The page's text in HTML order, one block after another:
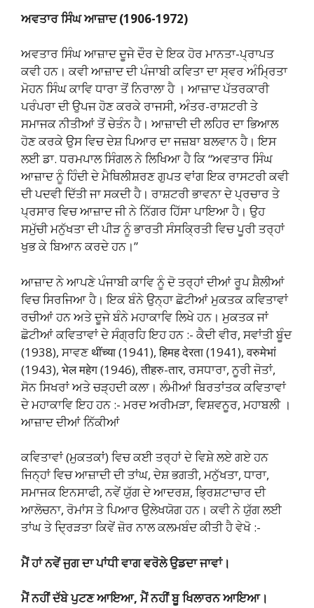
ਅਵਤਾਰ ਸਿੰਘ ਆਜ਼ਾਦ (1906-1972)
ਅਵਤਾਰ ਸਿੰਘ ਆਜ਼ਾਦ ਦੂਜੇ ਦੌਰ ਦੇ ਇਕ ਹੋਰ ਮਾਨਤਾ-ਪ੍ਰਾਪਤ
ਕਵੀ ਹਨ। ਕਵੀ ਆਜ਼ਾਦ ਦੀ ਪੰਜਾਬੀ ਕਵਿਤਾ ਦਾ ਸ੍ਵਰ ਅੰਮ੍ਰਿਤਾ
ਮੋਹਨ ਸਿੰਘ ਕਾਵਿ ਧਾਰਾ ਤੋਂ ਨਿਰਾਲਾ ਹੈ । ਆਜ਼ਾਦ ਪੱਤਰਕਾਰੀ
ਪਰੰਪਰਾ ਦੀ ਉਪਜ ਹੋਣ ਕਰਕੇ ਰਾਜਸੀ, ਅੰਤਰ-ਰਾਸ਼ਟਰੀ ਤੇ
ਸਮਾਜਕ ਨੀਤੀਆਂ ਤੋਂ ਚੇਤੰਨ ਹੈ। ਆਜ਼ਾਦੀ ਦੀ ਲਹਿਰ ਦਾ ਭਿਆਲ
ਹੋਣ ਕਰਕੇ ਉਸ ਵਿਚ ਦੇਸ਼ ਪਿਆਰ ਦਾ ਜਜ਼ਬਾ ਬਲਵਾਨ ਹੈ। ਇਸ
ਲਈ ਡਾ. ਧਰਮਪਾਲ ਸਿੰਗਲ ਨੇ ਲਿਖਿਆ ਹੈ ਕਿ “ਅਵਤਾਰ ਸਿੰਘ
ਆਜ਼ਾਦ ਨੂੰ ਹਿੰਦੀ ਦੇ ਮੈਥਿਲੀਸ਼ਰਣ ਗੁਪਤ ਵਾਂਗ ਇਕ ਰਾਸਟਰੀ ਕਵੀ
ਦੀ ਪਦਵੀ ਦਿੱਤੀ ਜਾ ਸਕਦੀ ਹੈ। ਰਾਸ਼ਟਰੀ ਭਾਵਨਾ ਦੇ ਪ੍ਰਚਾਰ ਤੇ
ਪ੍ਰਸਾਰ ਵਿਚ ਆਜ਼ਾਦ ਜੀ ਨੇ ਨਿੱਗਰ ਹਿੱਸਾ ਪਾਇਆ ਹੈ। ਉਹ
ਸਮੁੱਚੀ ਮਨੁੱਖਤਾ ਦੀ ਪੀੜ ਨੂੰ ਭਾਰਤੀ ਸੰਸਕ੍ਰਿਤੀ ਵਿਚ ਪੂਰੀ ਤਰ੍ਹਾਂ
ਖੁਭ ਕੇ ਬਿਆਨ ਕਰਦੇ ਹਨ।”
ਆਜ਼ਾਦ ਨੇ ਆਪਣੇ ਪੰਜਾਬੀ ਕਾਵਿ ਨੂੰ ਦੋ ਤਰ੍ਹਾਂ ਦੀਆਂ ਰੂਪ ਸ਼ੈਲੀਆਂ
ਵਿਚ ਸਿਰਜਿਆ ਹੈ। ਇਕ ਬੰਨੇ ਉਨ੍ਹਾ ਛੋਟੀਆਂ ਮੁਕਤਕ ਕਵਿਤਾਵਾਂ
ਰਚੀਆਂ ਹਨ ਅਤੇ ਦੂਜੇ ਬੰਨੇ ਮਹਾਕਾਵਿ ਲਿਖੇ ਹਨ। ਮੁਕਤਕ ਜਾਂ
ਛੋਟੀਆਂ ਕਵਿਤਾਵਾਂ ਦੇ ਸੰਗ੍ਰਹਿ ਇਹ ਹਨ :- ਕੈਦੀ ਵੀਰ, ਸਵਾਂਤੀ ਬੂੰਦ
(1938), ਸਾਵਣ थींच्या (1941), हिमह देरता (1941), वरुमेभां
(1943), भेल महेग (1946), तीहरु-तार, ਰਸਧਾਰਾ, ਨੂਰੀ ਜੋਤਾਂ,
ਸੋਨ ਸਿਖਰਾਂ ਅਤੇ ਚੜ੍ਹਦੀ ਕਲਾ। ਲੰਮੀਆਂ ਬਿਰਤਾਂਤਕ ਕਵਿਤਾਵਾਂ
ਦੇ ਮਹਾਕਾਵਿ ਇਹ ਹਨ :- ਮਰਦ ਅਰੀਮੜਾ, ਵਿਸ਼ਵਨੂਰ, ਮਹਾਬਲੀ ।
ਆਜ਼ਾਦ ਦੀਆਂ ਨਿੱਕੀਆਂ
ਕਵਿਤਾਵਾਂ (ਮੁਕਤਕਾਂ) ਵਿਚ ਕਈ ਤਰ੍ਹਾਂ ਦੇ ਵਿਸ਼ੇ ਲਏ ਗਏ ਹਨ
ਜਿਨ੍ਹਾਂ ਵਿਚ ਆਜ਼ਾਦੀ ਦੀ ਤਾਂਘ, ਦੇਸ਼ ਭਗਤੀ, ਮਨੁੱਖਤਾ, ਧਾਰਾ,
ਸਮਾਜਕ ਇਨਸਾਫੀ, ਨਵੇਂ ਯੁੱਗ ਦੇ ਆਦਰਸ਼, ਭ੍ਰਿਸ਼ਟਾਚਾਰ ਦੀ
ਆਲੋਚਨਾ, ਰੋਮਾਂਸ ਤੇ ਪਿਆਰ ਉਲੇਖਯੋਗ ਹਨ। ਕਵੀ ਨੇ ਯੁੱਗ ਲਈ
ਤਾਂਘ ਤੇ ਦ੍ਰਿੜਤਾ ਕਿਵੇਂ ਜ਼ੋਰ ਨਾਲ ਕਲਮਬੰਦ ਕੀਤੀ ਹੈ ਵੇਖੋ :-
ਮੈਂ ਹਾਂ ਨਵੇਂ ਜੁਗ ਦਾ ਪਾਂਧੀ ਵਾਗ ਵਰੋਲੇ ਉਡਦਾ ਜਾਵਾਂ।
ਮੈਂ ਨਹੀਂ ਦੱਬੇ ਪੁਟਣ ਆਇਆ, ਮੈਂ ਨਹੀਂ ਬੂ ਖਿਲਾਰਨ ਆਇਆ।